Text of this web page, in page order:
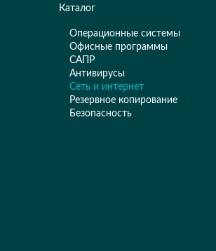
Каталог
Операционные системы
Офисные программы
САПР
Антивирусы
Сеть и интернет
Резервное копирование
Безопасность